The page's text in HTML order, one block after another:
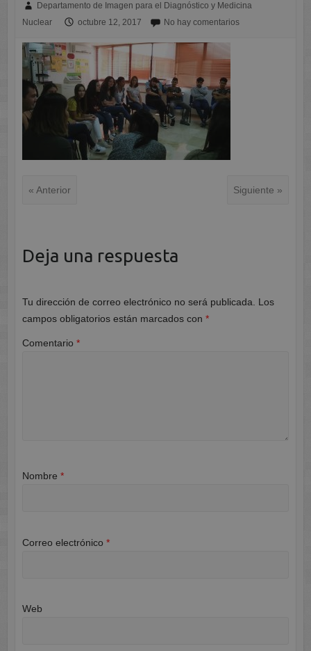
Departamento de Imagen para el Diagnóstico y Medicina
Nuclear
octubre 12, 2017 No hay comentarios
« Anterior Siguiente »
Deja una respuesta
Tu dirección de correo electrónico no será publicada.
Los
campos obligatorios están marcados con *
Comentario *
Nombre *
Correo electrónico *
Web